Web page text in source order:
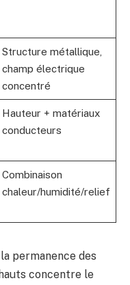
Structure métallique,
champ électrique
concentré
Hauteur + matériaux
conducteurs
Combinaison
chaleur/humidité/relief
permanence des
concentre le